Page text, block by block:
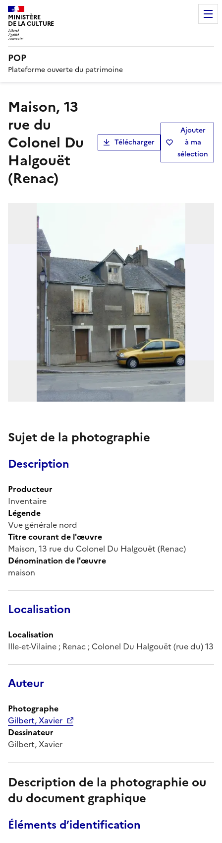
MINISTÈRE
DE LA CULTURE
POP
Plateforme ouverte du patrimoine
Maison, 13
rue du
Colonel Du
Halgouët
(Renac)
Télécharger
Ajouter
à ma
sélection
Sujet de la photographie
Description
Producteur
Inventaire
Légende
Vue générale nord
Titre courant de l'œuvre
Maison, 13 rue du Colonel Du Halgouët (Renac)
Dénomination de l'œuvre
maison
Localisation
Localisation
Ille-et-Vilaine ; Renac ; Colonel Du Halgouët (rue du) 13
Auteur
Photographe
Gilbert, Xavier
Dessinateur
Gilbert, Xavier
Description de la photographie ou
du document graphique
Éléments d’identification